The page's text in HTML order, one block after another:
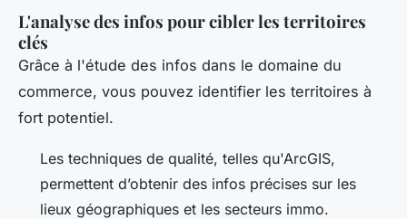
L'analyse des infos pour cibler les territoires
clés
Grâce à l'étude des infos dans le domaine du
commerce, vous pouvez identifier les territoires à
fort potentiel.
Les techniques de qualité, telles qu'ArcGIS,
permettent d’obtenir des infos précises sur les
lieux géographiques et les secteurs immo.